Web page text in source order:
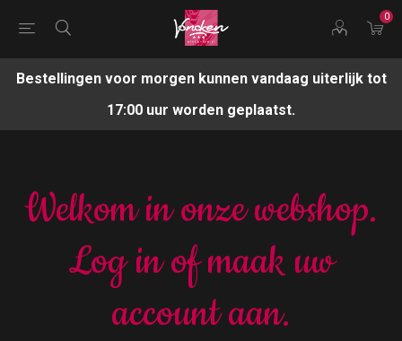
0
Bestellingen voor morgen kunnen vandaag uiterlijk tot
17:00 uur worden geplaatst.
Welkom in onze webshop.
Log in of maak uw
account aan.